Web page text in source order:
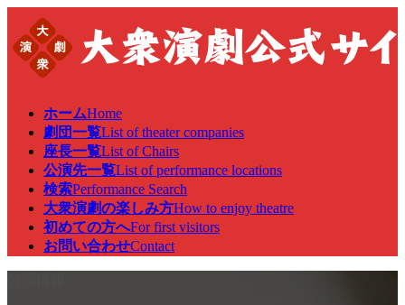
テ
ゲ
ホームHome
劇団一覧List of theater companies
座長一覧List of Chairs
公演先一覧List of performance locations
検索Performance Search
大衆演劇の楽しみ方How to enjoy theatre
初めての方へFor first visitors
お問い合わせContact